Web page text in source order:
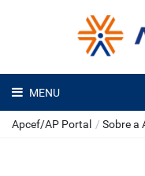
MENU
Apcef/AP Portal / Sobre a